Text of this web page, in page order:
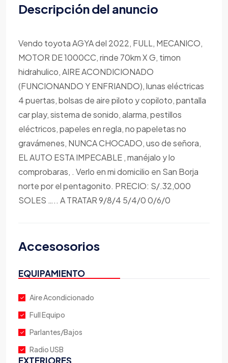
Descripción del anuncio
Vendo toyota AGYA del 2022, FULL, MECANICO,
MOTOR DE 1000CC, rinde 70km X G, timon
hidrahulico, AIRE ACONDICIONADO
(FUNCIONANDO Y ENFRIANDO), lunas eléctricas
4 puertas, bolsas de aire piloto y copiloto, pantalla
car play, sistema de sonido, alarma, pestillos
eléctricos, papeles en regla, no papeletas no
gravámenes, NUNCA CHOCADO, uso de señora,
EL AUTO ESTA IMPECABLE , manéjalo y lo
comprobaras, . Verlo en mi domicilio en San Borja
norte por el pentagonito. PRECIO: S/.32,000
SOLES ….. A TRATAR 9/8/4 5/4/0 0/6/0
Accesosorios
EQUIPAMIENTO
Aire Acondicionado
Full Equipo
Parlantes/Bajos
Radio USB
EXTERIORES